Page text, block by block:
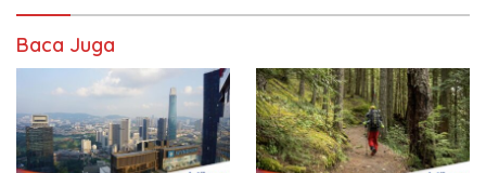
Baca Juga